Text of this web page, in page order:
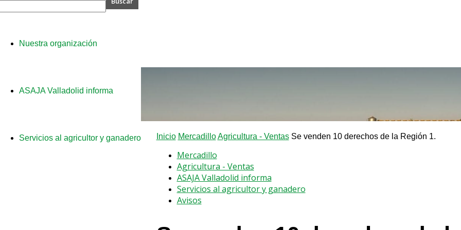
Nuestra organización
ASAJA Valladolid informa
Servicios al agricultor y ganadero Inicio Mercadillo Agricultura - Ventas Se venden 10 derechos de la Región 1.
Mercadillo
Agricultura - Ventas
ASAJA Valladolid informa
Servicios al agricultor y ganadero
Avisos